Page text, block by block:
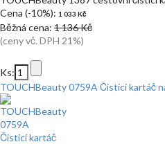
Cena (-10%): 1 033 Kč
Běžná cena: 1 136 Kč
(ceny vč. DPH 21%)
Ks:
TOUCHBeauty 0759A Čisticí kartáč